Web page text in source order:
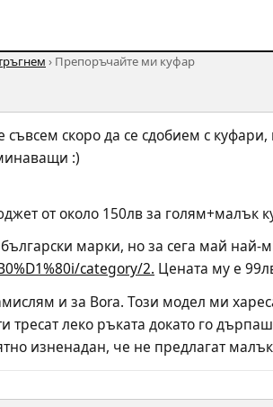
› Препоръчайте ми куфар
скоро да се сдобием с
:)
от около 150лв за голям+малък
марки, но за сега май най-
category/2. Цената му е
и за Bora. Този модел ми
тресат леко ръката докато го
изненадан, че не предлагат